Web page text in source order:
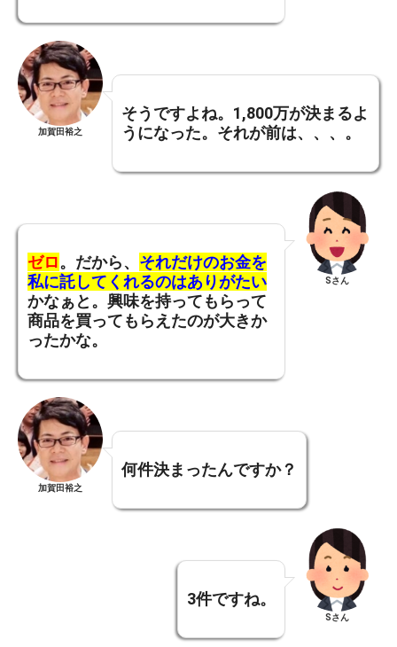
加賀田裕之
そうですよね。 1,800万が決まるよ
うになった。 それが前は、、、。
ゼロ。 だから、 それだけのお金を
私に託してくれるのはありがたい
かなぁと。 興味を持ってもらって
商品を買ってもらえたのが大きか
ったかな。
Sさん
加賀田裕之
何件決まったんですか？
3件ですね。
Sさん